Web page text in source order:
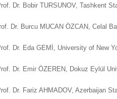
Dr. Bobir TURSUNOV, Tashkent
Dr. Burcu MUCAN ÖZCAN, Celal
Dr. Eda GEMİ, University of New
Dr. Emir ÖZEREN, Dokuz Eylül
Dr. Fariz AHMADOV, Azerbaijan